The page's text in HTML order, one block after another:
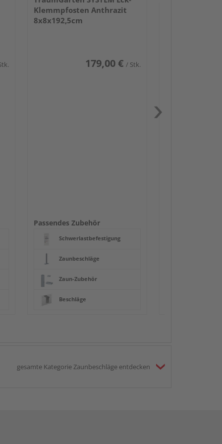
Klemmpfosten Anthrazit
8x8x192,5cm
179,00 € / Stk.
Passendes Zubehör
Schwerlastbefestigung
Zaunbeschläge
Zaun-Zubehör
Beschläge
gesamte Kategorie Zaunbeschläge entdecken